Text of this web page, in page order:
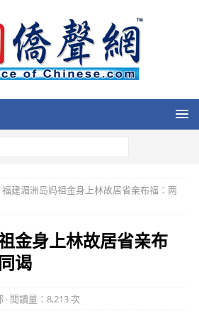
福建湄洲岛妈祖金身上林故居省亲布福：两
金身上林故居省亲布
谒
· 閱讀量：8,213 次